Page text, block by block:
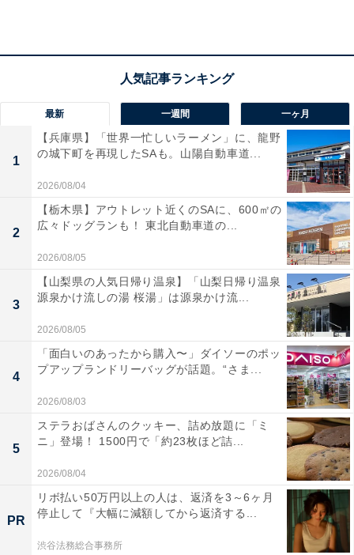
楽天トラベルでホテルを見る
「三朝温泉 三朝館」の口コミは？
「三朝温泉 三朝館」には、以下のような口コミが寄せら
れています。
最新 一週間 一ヶ月
1
【兵庫県】「世界一忙しいラーメン」に、龍野
の城下町を再現したSAも。山陽自動車道...
2026/08/04
2
【栃木県】アウトレット近くのSAに、600㎡の
広々ドッグランも！ 東北自動車道の...
2026/08/05
3
【山梨県の人気日帰り温泉】「山梨日帰り温泉
源泉かけ流しの湯 桜湯」は源泉かけ流...
2026/08/05
4
「面白いのあったから購入〜」ダイソーのポッ
プアップランドリーバッグが話題。“さま...
2026/08/03
5
ステラおばさんのクッキー、詰め放題に「ミ
ニ」登場！ 1500円で「約23枚ほど詰...
2026/08/04
PR
リボ払い50万円以上の人は、返済を3～6ヶ月
停止して『大幅に減額してから返済する...
渋谷法務総合事務所